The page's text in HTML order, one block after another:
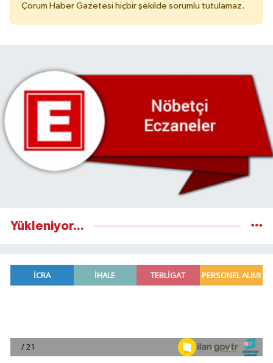
Çorum Haber Gazetesi hiçbir şekilde sorumlu tutulamaz.
Yükleniyor...